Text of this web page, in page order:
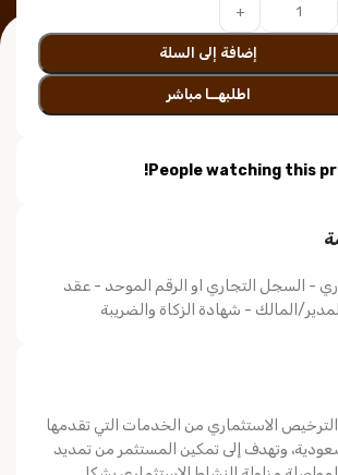
إضافة إلى السلة
اطلبهــا مباشر
People watching this
- السجل التجاري او الرقم الموحد - عقد
المالك - شهادة الزكاة والضريبة
الاستثماري من الخدمات التي تقدمها
وتهدف إلى تمكين المستثمر من تمديد